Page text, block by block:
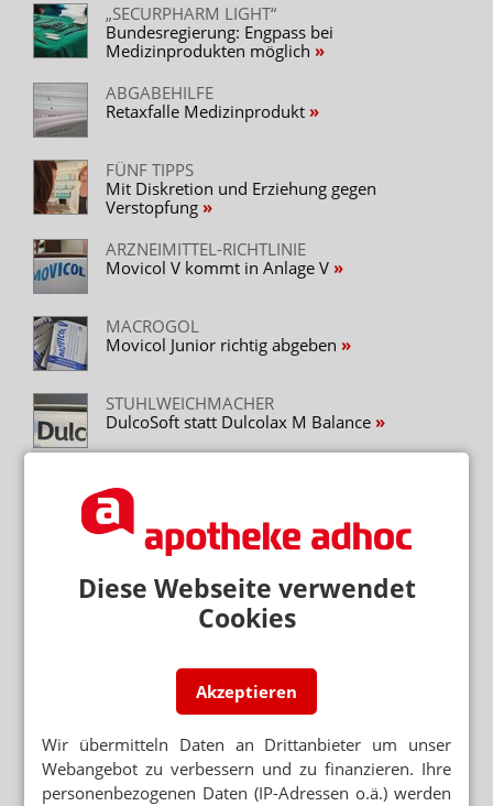
Diese Webseite verwendet
Cookies
Akzeptieren
Wir übermitteln Daten an Drittanbieter um unser
Webangebot zu verbessern und zu finanzieren. Ihre
personenbezogenen Daten (IP-Adressen o.ä.) werden
„SECURPHARM LIGHT“
Bundesregierung: Engpass bei
Medizinprodukten möglich
ABGABEHILFE
Retaxfalle Medizinprodukt
FÜNF TIPPS
Mit Diskretion und Erziehung gegen
Verstopfung
ARZNEIMITTEL-RICHTLINIE
Movicol V kommt in Anlage V
MACROGOL
Movicol Junior richtig abgeben
STUHLWEICHMACHER
DulcoSoft statt Dulcolax M Balance
Macrolax: Brausetabletten von KSK
Neuere Artikel zum Thema
VERORDNUNGSFÄHIGE MEDIZINPRODUKTE
MacroGo Teil der Anlage V
Mehr zum Thema
STIKO- UND PEI-INFORMATIONEN
Impfstoffe: Lieferengpässe und Alternativen